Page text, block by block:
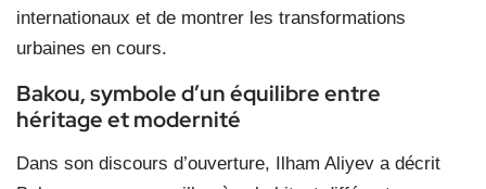
internationaux et de montrer les transformations
urbaines en cours.
Bakou, symbole d’un équilibre entre
héritage et modernité
Dans son discours d’ouverture, Ilham Aliyev a décrit